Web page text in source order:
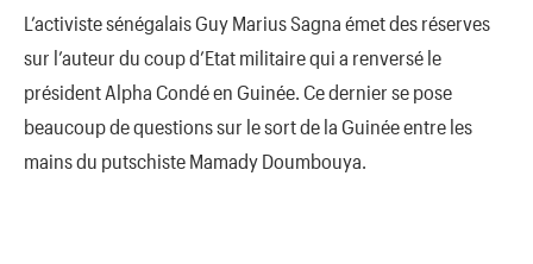
L’activiste sénégalais Guy Marius Sagna émet des réserves
sur l’auteur du coup d’Etat militaire qui a renversé le
président Alpha Condé en Guinée. Ce dernier se pose
beaucoup de questions sur le sort de la Guinée entre les
mains du putschiste Mamady Doumbouya.